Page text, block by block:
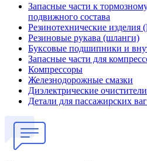
Запасные части к
подвижного состава
Резинотехнические изделия
Резиновые рукава (шланги)
Буксовые подшипники и
Запасные части для
Компрессоры
Железнодорожные смазки
Диэлектрические очистители
Детали для пассажирских